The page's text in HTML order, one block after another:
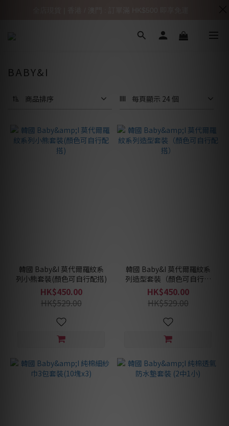
BABY&I
商品排序 每頁顯示 24 個
韓國 Baby&I 莫代爾羅紋系
列小熊套裝(顏色可自行配搭)
HK$450.00
HK$529.00
韓國 Baby&I 莫代爾羅紋系
列造型套裝（顏色可自行配
搭）
HK$450.00
HK$529.00